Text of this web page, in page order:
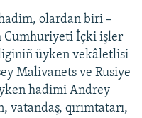
olardan biri –
Cumhuriyeti İçki işler
üyken vekâletlisi
Malivanets ve Rusiye
hadimi Andrey
vatandaş, qırımtatarı,